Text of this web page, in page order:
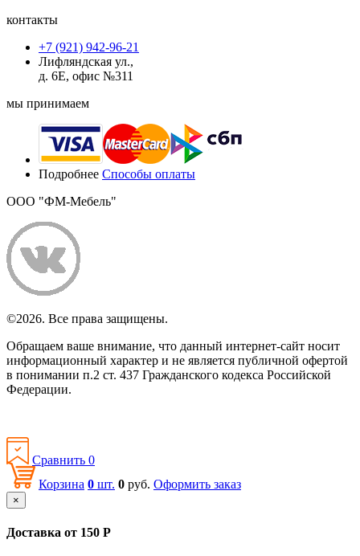
контакты
+7 (921) 942-96-21
Лифляндская ул.,
д. 6Е, офис №311
мы принимаем
Подробнее Способы оплаты
ООО "ФМ-Мебель"
©2026. Все права защищены.
Обращаем ваше внимание, что данный интернет-сайт носит
информационный характер и не является публичной офертой
в понимании п.2 ст. 437 Гражданского кодекса Российской
Федерации.
Сравнить 0
Корзина 0 шт. 0 руб. Оформить заказ
×
Доставка от 150 Р